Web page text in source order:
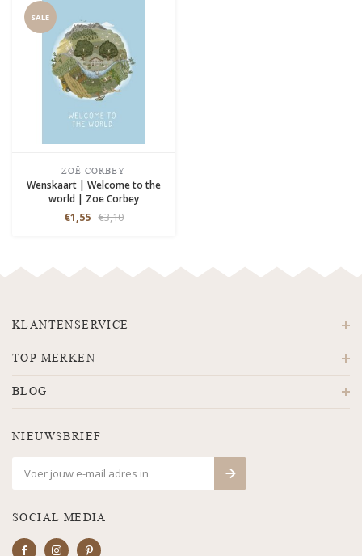
SALE
ZOË CORBEY
Wenskaart | Welcome to the
world | Zoe Corbey
€1,55 €3,10
KLANTENSERVICE
TOP MERKEN
BLOG
NIEUWSBRIEF
SOCIAL MEDIA